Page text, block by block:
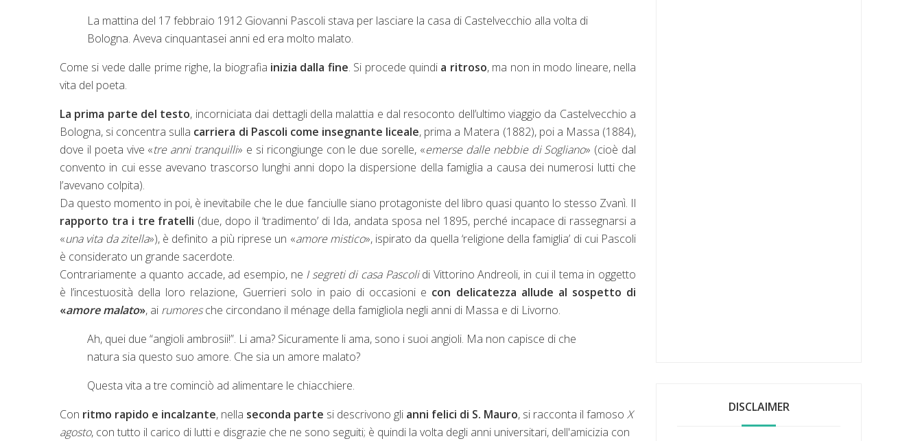
La mattina del 17 febbraio 1912 Giovanni Pascoli stava per lasciare la casa di Castelvecchio alla volta di
Bologna. Aveva cinquantasei anni ed era molto malato.
Come si vede dalle prime righe, la biografia inizia dalla fine. Si procede quindi a ritroso, ma non in modo lineare, nella
vita del poeta.
La prima parte del testo, incorniciata dai dettagli della malattia e dal resoconto dell’ultimo viaggio da Castelvecchio a
Bologna, si concentra sulla carriera di Pascoli come insegnante liceale, prima a Matera (1882), poi a Massa (1884),
dove il poeta vive «tre anni tranquilli» e si ricongiunge con le due sorelle, «emerse dalle nebbie di Sogliano» (cioè dal
convento in cui esse avevano trascorso lunghi anni dopo la dispersione della famiglia a causa dei numerosi lutti che
l’avevano colpita).
Da questo momento in poi, è inevitabile che le due fanciulle siano protagoniste del libro quasi quanto lo stesso Zvanì. Il
rapporto tra i tre fratelli (due, dopo il ‘tradimento’ di Ida, andata sposa nel 1895, perché incapace di rassegnarsi a
«una vita da zitella»), è definito a più riprese un «amore mistico», ispirato da quella ‘religione della famiglia’ di cui Pascoli
è considerato un grande sacerdote.
Contrariamente a quanto accade, ad esempio, ne I segreti di casa Pascolidi Vittorino Andreoli, in cui il tema in oggetto
è l’incestuosità della loro relazione, Guerrieri solo in paio di occasioni e con delicatezza allude al sospetto di
«amore malato», ai rumoresche circondano il ménage della famigliola negli anni di Massa e di Livorno.
Ah, quei due “angioli ambrosii!”. Li ama? Sicuramente li ama, sono i suoi angioli. Ma non capisce di che
natura sia questo suo amore. Che sia un amore malato?
Questa vita a tre cominciò ad alimentare le chiacchiere.
Con ritmo rapido e incalzante, nella seconda parte si descrivono gli anni felici di S. Mauro, si racconta il famoso X
agosto, con tutto il carico di lutti e disgrazie che ne sono seguiti; è quindi la volta degli anni universitari, dell'amicizia con
DISCLAIMER